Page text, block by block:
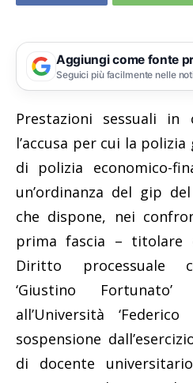
Aggiungi come fonte
Seguici più facilmente nelle
Prestazioni sessuali in
l’accusa per cui la
di polizia economico-
un’ordinanza del gip
che dispone, nei
prima fascia – titolare
Diritto processuale
‘Giustino
all’Università
sospensione
di docente